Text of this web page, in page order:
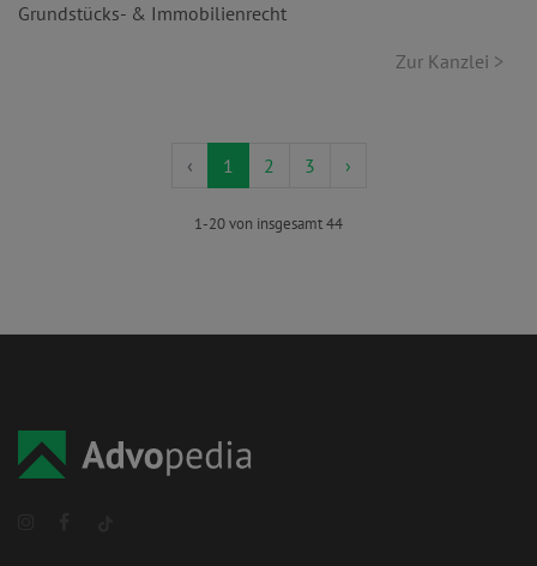
Grundstücks- & Immobilienrecht
Zur Kanzlei >
‹ 1 2 3 ›
1-20 von insgesamt 44